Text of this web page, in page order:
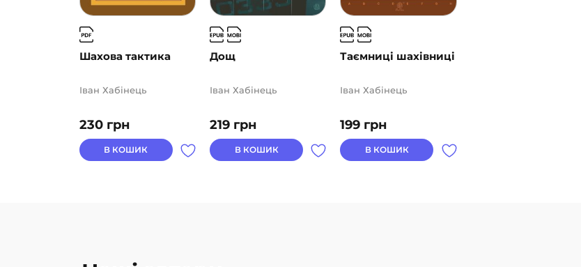
Шахова тактика
230 грн
Іван Хабінець
В КОШИК
Дощ
219 грн
Іван Хабінець
В КОШИК
Таємниці шахівниці
199 грн
Іван Хабінець
В КОШИК